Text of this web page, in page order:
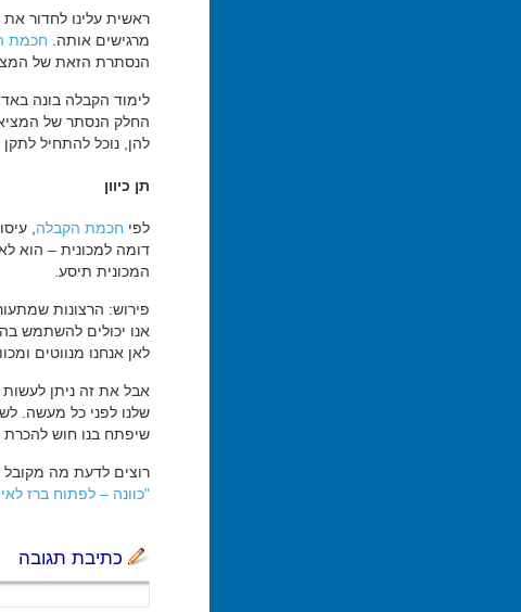
ראשית עלינו לחדור
מרגישים אותה. חכמת
הנסתרת הזאת של
לימוד הקבלה בונה
החלק הנסתר של
להן, נוכל להתחיל לתקן
תן כיוון
לפי חכמת הקבלה ,
דומה למכונית – הוא
המכונית תיסע.
פירוש: הרצונות
אנו יכולים להשתמש
לאן אנחנו מנווטים
אבל את זה ניתן
שלנו לפני כל מעשה.
שיפתח בנו חוש להכרת
רוצים לדעת מה מקובל
"כוונה – לפתוח ברז
כתיבת תגובה